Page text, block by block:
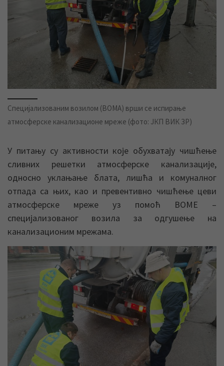
Специјализованим возилом (ВОМА) врши се испирање
атмосферске канализационе мреже (фото: ЈКП ВИК ЗР)
У питању су активности које обухватају чишћење
сливних решетки атмосферске канализације,
односно уклањање блата, лишћа и комуналног
отпада са њих, као и превентивно чишћење цеви
атмосферске мреже уз помоћ ВОМЕ –
специјализованог возила за одгушење на
канализационим мрежама.